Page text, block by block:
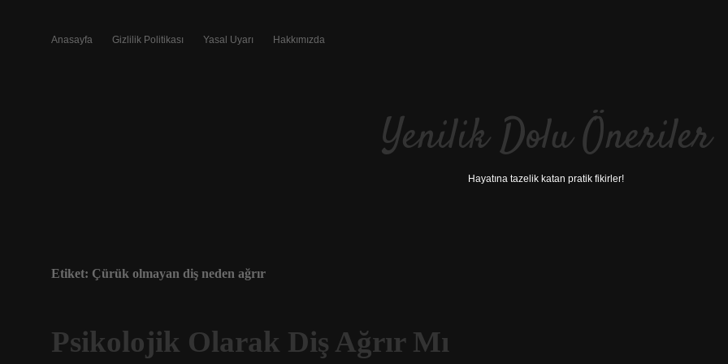
Anasayfa Gizlilik Politikası Yasal Uyarı Hakkımızda
Yenilik Dolu Öneriler
Hayatına tazelik katan pratik fikirler!
Etiket: Çürük olmayan diş neden ağrır
Psikolojik Olarak Diş Ağrır Mı